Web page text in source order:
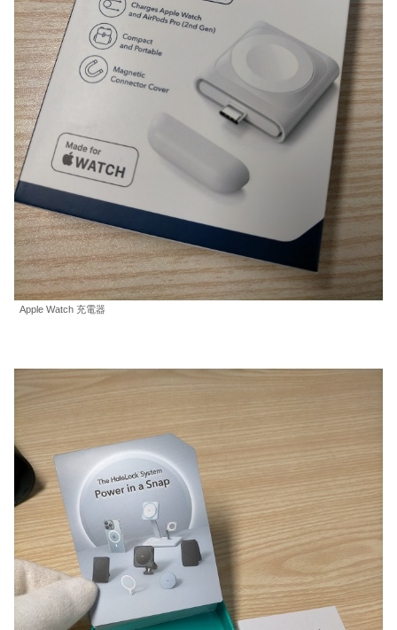
Apple Watch 充電器